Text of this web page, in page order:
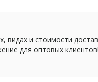
видах и стоимости
для оптовых клиентов!